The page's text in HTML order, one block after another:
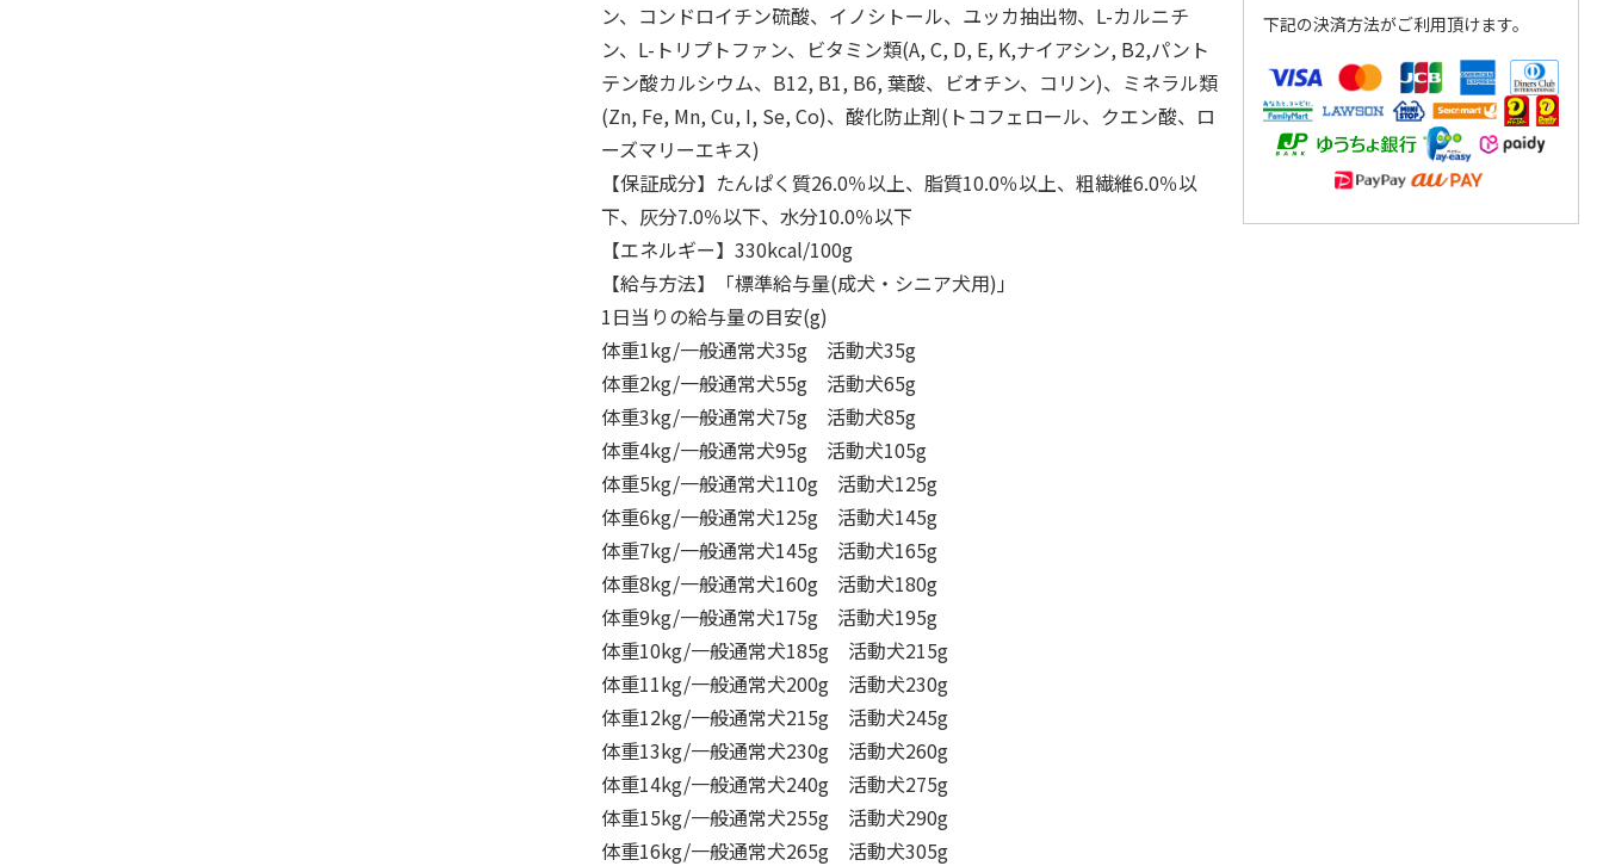
ン、コンドロイチン硫酸、イノシトール、ユッカ抽出物、L-カルニチ
ン、L-トリプトファン、ビタミン類(A, C, D, E, K,ナイアシン, B2,パント
テン酸カルシウム、B12, B1, B6, 葉酸、ビオチン、コリン)、ミネラル類
(Zn, Fe, Mn, Cu, I, Se, Co)、酸化防止剤(トコフェロール、クエン酸、ロ
ーズマリーエキス)
【保証成分】たんぱく質26.0％以上、脂質10.0％以上、粗繊維6.0％以
下、灰分7.0％以下、水分10.0％以下
【エネルギー】330kcal/100g
【給与方法】「標準給与量(成犬・シニア犬用)｣
1日当りの給与量の目安(g)
体重1kg/一般通常犬35g 活動犬35g
体重2kg/一般通常犬55g 活動犬65g
体重3kg/一般通常犬75g 活動犬85g
体重4kg/一般通常犬95g 活動犬105g
体重5kg/一般通常犬110g 活動犬125g
体重6kg/一般通常犬125g 活動犬145g
体重7kg/一般通常犬145g 活動犬165g
体重8kg/一般通常犬160g 活動犬180g
体重9kg/一般通常犬175g 活動犬195g
体重10kg/一般通常犬185g 活動犬215g
体重11kg/一般通常犬200g 活動犬230g
体重12kg/一般通常犬215g 活動犬245g
体重13kg/一般通常犬230g 活動犬260g
体重14kg/一般通常犬240g 活動犬275g
体重15kg/一般通常犬255g 活動犬290g
体重16kg/一般通常犬265g 活動犬305g
下記の決済方法がご利用頂けます。